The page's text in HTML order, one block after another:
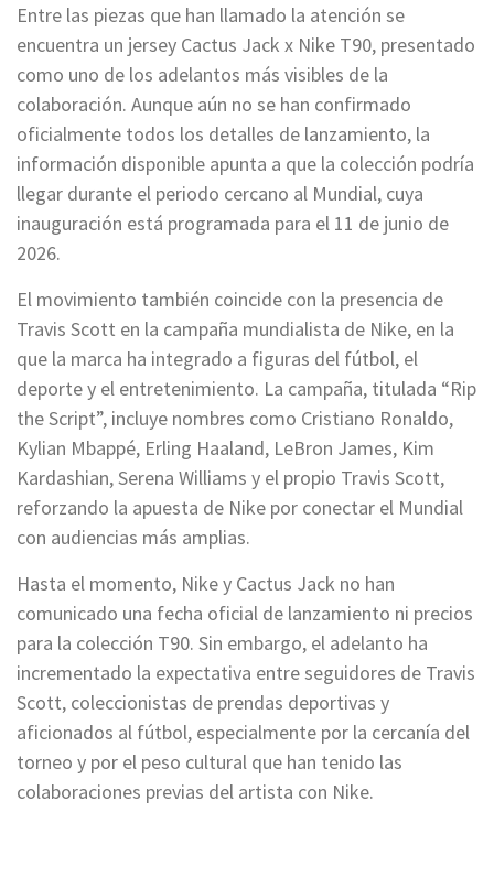
Entre las piezas que han llamado la atención se
encuentra un jersey Cactus Jack x Nike T90, presentado
como uno de los adelantos más visibles de la
colaboración. Aunque aún no se han confirmado
oficialmente todos los detalles de lanzamiento, la
información disponible apunta a que la colección podría
llegar durante el periodo cercano al Mundial, cuya
inauguración está programada para el 11 de junio de
2026.
El movimiento también coincide con la presencia de
Travis Scott en la campaña mundialista de Nike, en la
que la marca ha integrado a figuras del fútbol, el
deporte y el entretenimiento. La campaña, titulada “Rip
the Script”, incluye nombres como Cristiano Ronaldo,
Kylian Mbappé, Erling Haaland, LeBron James, Kim
Kardashian, Serena Williams y el propio Travis Scott,
reforzando la apuesta de Nike por conectar el Mundial
con audiencias más amplias.
Hasta el momento, Nike y Cactus Jack no han
comunicado una fecha oficial de lanzamiento ni precios
para la colección T90. Sin embargo, el adelanto ha
incrementado la expectativa entre seguidores de Travis
Scott, coleccionistas de prendas deportivas y
aficionados al fútbol, especialmente por la cercanía del
torneo y por el peso cultural que han tenido las
colaboraciones previas del artista con Nike.